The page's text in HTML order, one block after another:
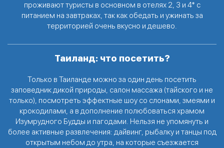
проживают туристы в основном в отелях 2, 3 и 4* с
питанием на завтраках, так как обедать и ужинать за
территорией очень вкусно и дешево.
Таиланд: что посетить?
Только в Таиланде можно за один день посетить
заповедник дикой природы, салон массажа (тайского и не
только), посмотреть эффектные шоу со слонами, змеями и
крокодилами, а в дополнение полюбоваться храмом
Изумрудного Будды и пагодами. Нельзя не упомянуть и
более активные развлечения: дайвинг, рыбалку и танцы под
открытым небом до утра, на которые съезжается